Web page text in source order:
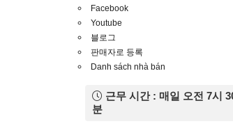
Facebook
Youtube
블로그
판매자로 등록
Danh sách nhà bán
근무 시간 : 매일 오전 7시
분